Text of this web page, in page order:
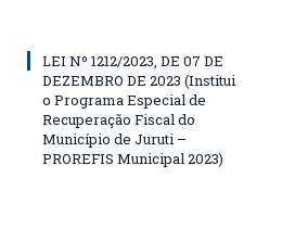
LEI Nº 1212/2023, DE 07 DE
DEZEMBRO DE 2023 (Institui
o Programa Especial de
Recuperação Fiscal do
Município de Juruti –
PROREFIS Municipal 2023)